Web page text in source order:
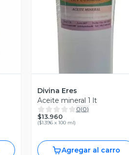
Divina Eres
Aceite mineral 1 lt
0(0)
$13.960
($1.396 x 100 ml)
Agregar al carro